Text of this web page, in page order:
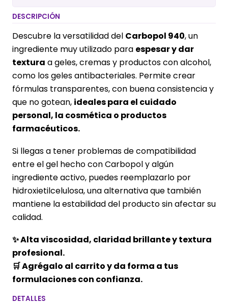
DESCRIPCIÓN
Descubre la versatilidad del Carbopol 940, un
ingrediente muy utilizado para espesar y dar
textura a geles, cremas y productos con alcohol,
como los geles antibacteriales. Permite crear
fórmulas transparentes, con buena consistencia y
que no gotean, ideales para el cuidado
personal, la cosmética o productos
farmacéuticos.
Si llegas a tener problemas de compatibilidad
entre el gel hecho con Carbopol y algún
ingrediente activo, puedes reemplazarlo por
hidroxietilcelulosa, una alternativa que también
mantiene la estabilidad del producto sin afectar su
calidad.
✨ Alta viscosidad, claridad brillante y textura
profesional.
🛒 Agrégalo al carrito y da forma a tus
formulaciones con confianza.
DETALLES